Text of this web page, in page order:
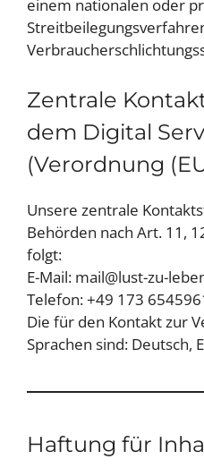
einem nationalen oder
Zentrale
dem Digital
(Verordnung
Unsere zentrale
Behörden nach Art. 11,
folgt:
E-Mail: mail@lust-zu-
Telefon: +49 173
Die für den Kontakt zur
Sprachen sind: Deutsch,
Haftung für